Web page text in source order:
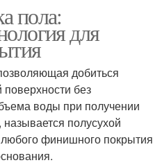
пола:
для
добиться
без
воды при получении
полусухой
финишного покрытия